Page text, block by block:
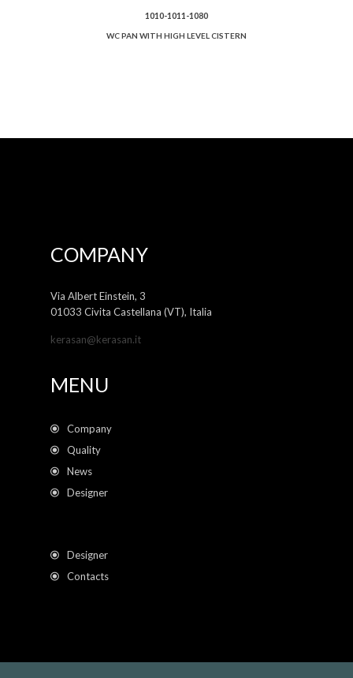
1010-1011-1080
WC PAN WITH HIGH LEVEL CISTERN
COMPANY
Via Albert Einstein, 3
01033 Civita Castellana (VT), Italia
kerasan@kerasan.it
MENU
Company
Quality
News
Designer
Designer
Contacts